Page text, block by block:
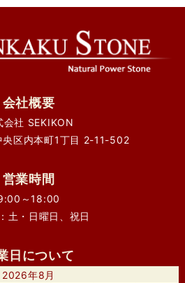
会社概要
会社 SEKIKON
央区内本町1丁目 2-11-502
営業時間
～18:00
土・日曜日、祝日
日について
2026年8月